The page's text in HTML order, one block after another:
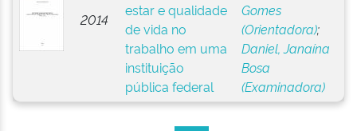
2014
estar e qualidade
de vida no
trabalho em uma
instituição
pública federal
Gomes
(Orientadora);
Daniel, Janaína
Bosa
(Examinadora)